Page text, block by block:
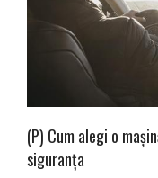
(P) Cum alegi o
siguranța